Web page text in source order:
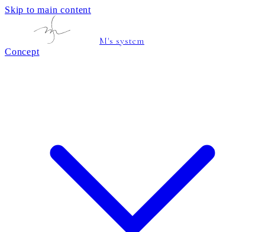
Skip to main content
M's system
Concept